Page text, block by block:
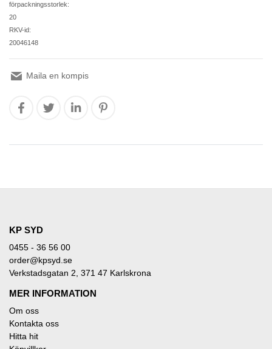
förpackningsstorlek:
20
RKV-id:
20046148
Maila en kompis
KP SYD
0455 - 36 56 00
order@kpsyd.se
Verkstadsgatan 2, 371 47 Karlskrona
MER INFORMATION
Om oss
Kontakta oss
Hitta hit